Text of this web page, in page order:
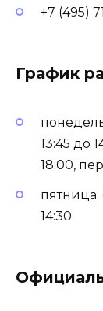
+7 (495)
График
13:45 до
18:00,
пятница:
14:30